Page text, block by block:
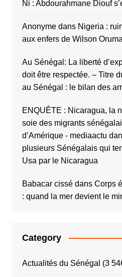
Ñi : Abdourahmane Diouf
Anonymedans Nigeria :
aux enfers de Wilson
Au Sénégal: La liberté
doit être respectée. – Titre
au Sénégal : le bilan des
ENQUÊTE : Nicaragua, la
soie des migrants
d’Amérique - mediaactu
plusieurs Sénégalais qui
Usa par le Nicaragua
Babacar cissédans Corps
: quand la mer devient le
Category
Actualités du Sénégal (3